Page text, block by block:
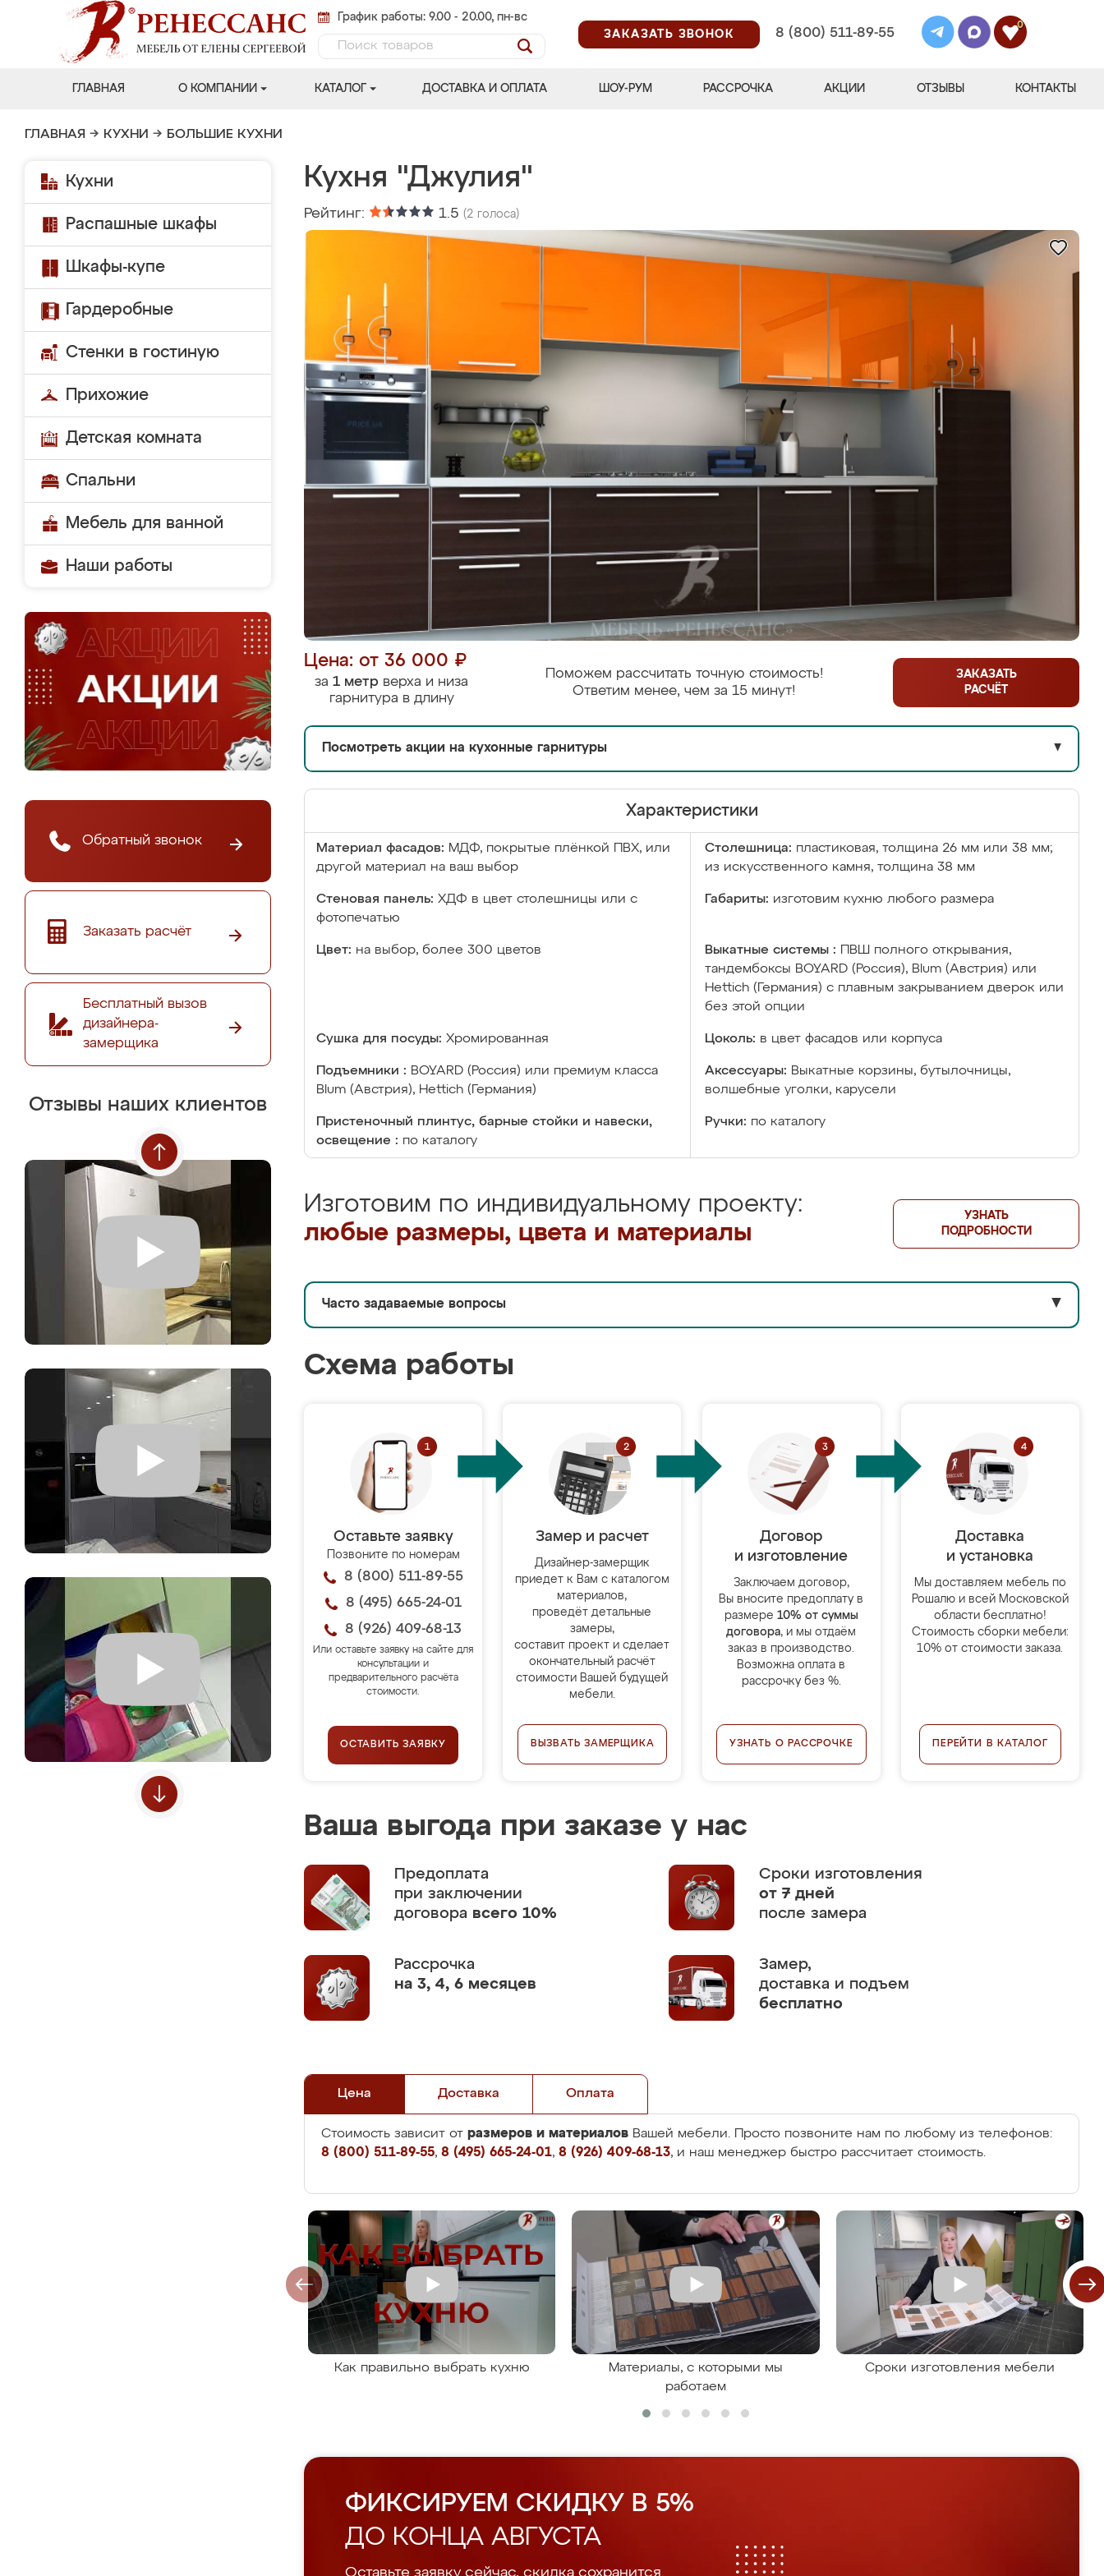
График работы: 9.00 - 20.00, пн-вс
ЗАКАЗАТЬ ЗВОНОК
8 (800) 511-89-55
0
ГЛАВНАЯ О КОМПАНИИ КАТАЛОГ ДОСТАВКА И ОПЛАТА ШОУ-РУМ РАССРОЧКА АКЦИИ ОТЗЫВЫ КОНТАКТЫ
ГЛАВНАЯ → КУХНИ → БОЛЬШИЕ КУХНИ
Кухни
Распашные шкафы
Шкафы-купе
Гардеробные
Стенки в гостиную
Прихожие
Детская комната
Спальни
Мебель для ванной
Наши работы
Обратный звонок
Заказать расчёт
Бесплатный вызов
дизайнера-
замерщика
Отзывы наших клиентов
Кухня "Джулия"
Рейтинг: 1.5 (2 голоса)
Цена: от 36 000 ₽
за 1 метр верха и низа
гарнитура в длину
Поможем рассчитать точную стоимость!
Ответим менее, чем за 15 минут!
ЗАКАЗАТЬ
РАСЧЁТ
Посмотреть акции на кухонные гарнитуры ▼
Характеристики
Материал фасадов: МДФ, покрытые плёнкой ПВХ, или
другой материал на ваш выбор
Столешница: пластиковая, толщина 26 мм или 38 мм;
из искусственного камня, толщина 38 мм
Стеновая панель: ХДФ в цвет столешницы или с
фотопечатью
Габариты: изготовим кухню любого размера
Цвет: на выбор, более 300 цветов Выкатные системы :
ПВШ полного открывания,
тандембоксы BOYARD (Россия), Blum (Австрия) или
Hettich (Германия) с плавным закрыванием дверок или
без этой опции
Сушка для посуды: Хромированная Цоколь: в цвет фасадов или корпуса
Подъемники : BOYARD (Россия) или премиум класса
Blum (Австрия), Hettich (Германия)
Аксессуары: Выкатные корзины, бутылочницы,
волшебные уголки, карусели
Пристеночный плинтус, барные стойки и навески,
освещение : по каталогу
Ручки: по каталогу
Изготовим по индивидуальному проекту:
любые размеры, цвета и материалы
УЗНАТЬ
ПОДРОБНОСТИ
Часто задаваемые вопросы ▼
Схема работы
Оставьте заявку
Позвоните по номерам
8 (800) 511-89-55
8 (495) 665-24-01
8 (926) 409-68-13
Или оставьте заявку на сайте для
консультации и
предварительного расчёта
стоимости.
ОСТАВИТЬ ЗАЯВКУ
Замер и расчет
Дизайнер-замерщик
приедет к Вам с каталогом
материалов,
проведёт детальные
замеры,
составит проект и сделает
окончательный расчёт
стоимости Вашей будущей
мебели.
ВЫЗВАТЬ ЗАМЕРЩИКА
Договор
и изготовление
Заключаем договор,
Вы вносите предоплату в
размере 10% от суммы
договора, и мы отдаём
заказ в производство.
Возможна оплата в
рассрочку без %.
УЗНАТЬ О РАССРОЧКЕ
Доставка
и установка
Мы доставляем мебель по
Рошалю и всей Московской
области бесплатно!
Стоимость сборки мебели:
10% от стоимости заказа.
ПЕРЕЙТИ В КАТАЛОГ
Ваша выгода при заказе у нас
Предоплата
при заключении
договора всего 10%
Сроки изготовления
от 7 дней
после замера
Рассрочка
на 3, 4, 6 месяцев
Замер,
доставка и подъем
бесплатно
Цена Доставка Оплата
Стоимость зависит от размеров и материалов Вашей мебели. Просто позвоните нам по любому из телефонов:
8 (800) 511-89-55, 8 (495) 665-24-01, 8 (926) 409-68-13, и наш менеджер быстро рассчитает стоимость.
Как правильно выбрать кухню
Материалы, с которыми мы
работаем
Сроки изготовления мебели
ФИКСИРУЕМ СКИДКУ В 5%
ДО КОНЦА АВГУСТА
Оставьте заявку сейчас, скидка сохранится.